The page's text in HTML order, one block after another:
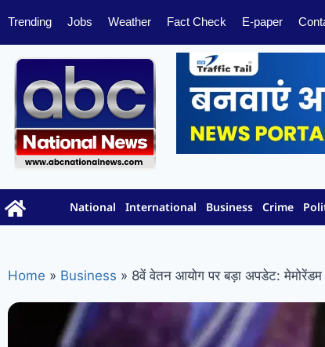
Trending Jobs Weather Fact Check E-paper
National International Business Crime
Home » Business » 8वें वेतन आयोग पर बड़ा अपडेट: